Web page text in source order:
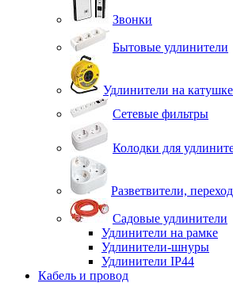
Звонки
Бытовые удлинители
Удлинители на катушке
Сетевые фильтры
Колодки для
Разветвители,
Садовые удлинители
Удлинители на рамке
Удлинители-шнуры
Удлинители IP44
Кабель и провод